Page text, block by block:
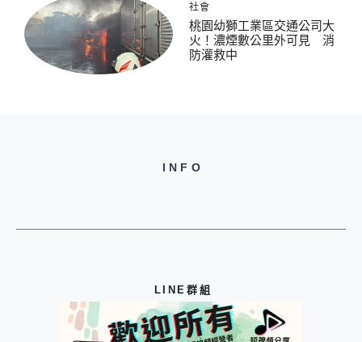
社會
桃園幼獅工業區交通公司大
火！濃煙數公里外可見 消
防灌救中
INFO
LINE群組